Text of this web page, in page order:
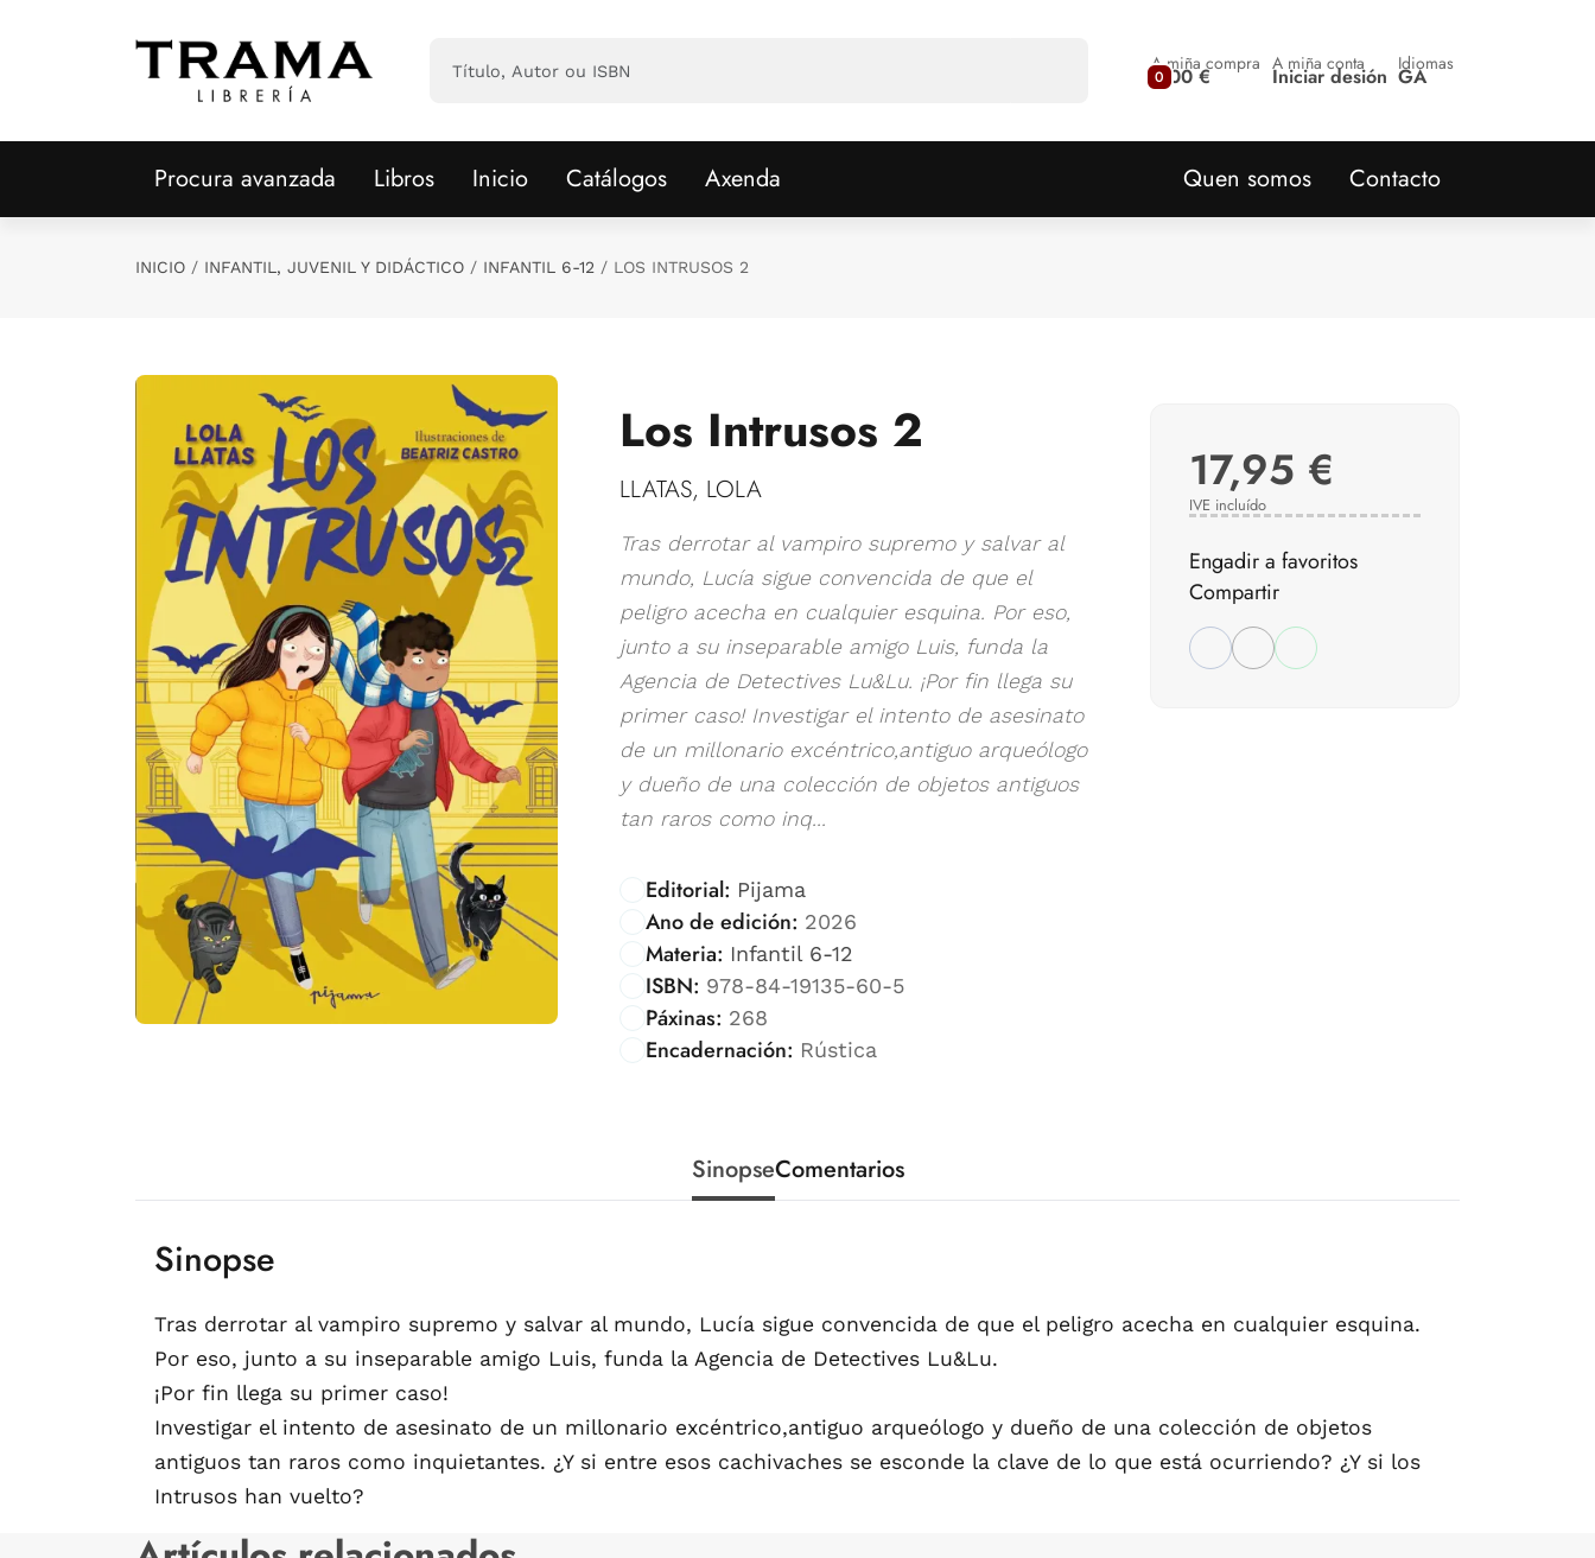
0
A miña compra
0,00 € A miña conta
Iniciar desión Idiomas
GA
Procura avanzada Libros Inicio Catálogos Axenda Quen somos Contacto
INICIO INFANTIL, JUVENIL Y DIDÁCTICO INFANTIL 6-12 LOS INTRUSOS 2
Los Intrusos 2
LLATAS, LOLA
Tras derrotar al vampiro supremo y salvar al
mundo, Lucía sigue convencida de que el
peligro acecha en cualquier esquina. Por eso,
junto a su inseparable amigo Luis, funda la
Agencia de Detectives Lu&Lu. ¡Por fin llega su
primer caso! Investigar el intento de asesinato
de un millonario excéntrico,antiguo arqueólogo
y dueño de una colección de objetos antiguos
tan raros como inq...
Editorial: Pijama
Ano de edición: 2026
Materia: Infantil 6-12
ISBN: 978-84-19135-60-5
Páxinas: 268
Encadernación: Rústica
17,95 €
IVE incluído
Engadir a favoritos
Compartir
SinopseComentarios
Sinopse
Tras derrotar al vampiro supremo y salvar al mundo, Lucía sigue convencida de que el peligro acecha en cualquier esquina.
Por eso, junto a su inseparable amigo Luis, funda la Agencia de Detectives Lu&Lu.
¡Por fin llega su primer caso!
Investigar el intento de asesinato de un millonario excéntrico,antiguo arqueólogo y dueño de una colección de objetos
antiguos tan raros como inquietantes. ¿Y si entre esos cachivaches se esconde la clave de lo que está ocurriendo? ¿Y si los
Intrusos han vuelto?